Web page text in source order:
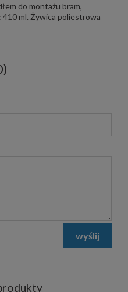
do montażu bram,
ml. Żywica poliestrowa
wyślij